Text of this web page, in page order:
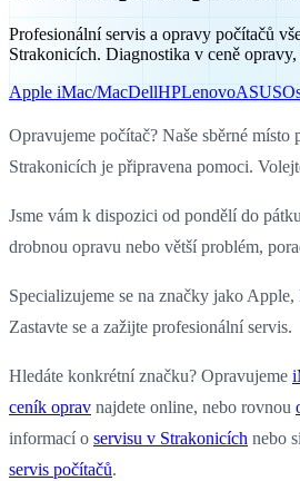
Profesionální servis a opravy počítačů
Strakonicích. Diagnostika v ceně
Apple iMac/MacDellHPLenovoASUS
Opravujeme počítač? Naše sběrné místo
Strakonicích je připravena pomoci.
Jsme vám k dispozici od pondělí do
drobnou opravu nebo větší problém,
Specializujeme se na značky jako
Zastavte se a zažijte profesionální servis.
Hledáte konkrétní značku? Opravujeme
ceník oprav najdete online, nebo rovnou
informací o servisu v Strakonicích nebo
servis počítačů.